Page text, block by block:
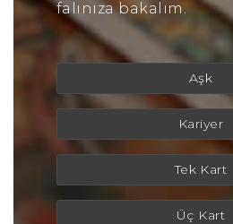
falınıza bakalım.
Aşk
Kariyer
Tek Kart
Üç Kart